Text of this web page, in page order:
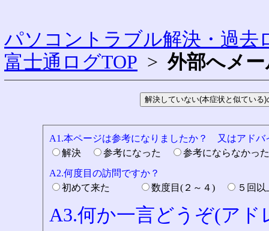
パソコントラブル解決・過去
富士通ログTOP >外部へメ
A1.本ページは参考になりましたか？ 又はアドバ
解決
参考になった
参考にならなか
A2.何度目の訪問ですか？
初めて来た
数度目(２～４) ５回
A3.何か一言どうぞ(ア